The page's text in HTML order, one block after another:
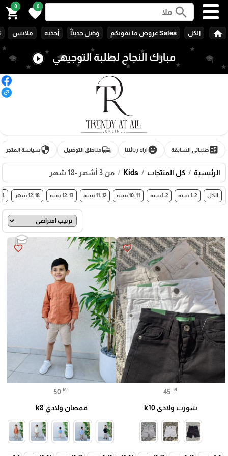
search
0
favorite
0
shopping_cart
home الكل Sales عروض ما تفوتكم وَصَل حديثَاً أحذية ملابس
مبارك النجاح لطلبة التوجيهي play_circle
ballotطلباتي السابقة emoji_emotionsآراء زبائننا commuteمناطق التوصيل securityسياسة المتجر
الرئيسية كل المنتجات Kids من 3 أشهر -18 شهر
الكل 1-2 سنة 1-2سنة 10-11 سنة 11-12 سنة 12-13 سنة 12-18 شهر 13-
favorite_border
45 ₪
شورت ولادي k10
favorite_border
50 ₪
قمصان ولادي k8